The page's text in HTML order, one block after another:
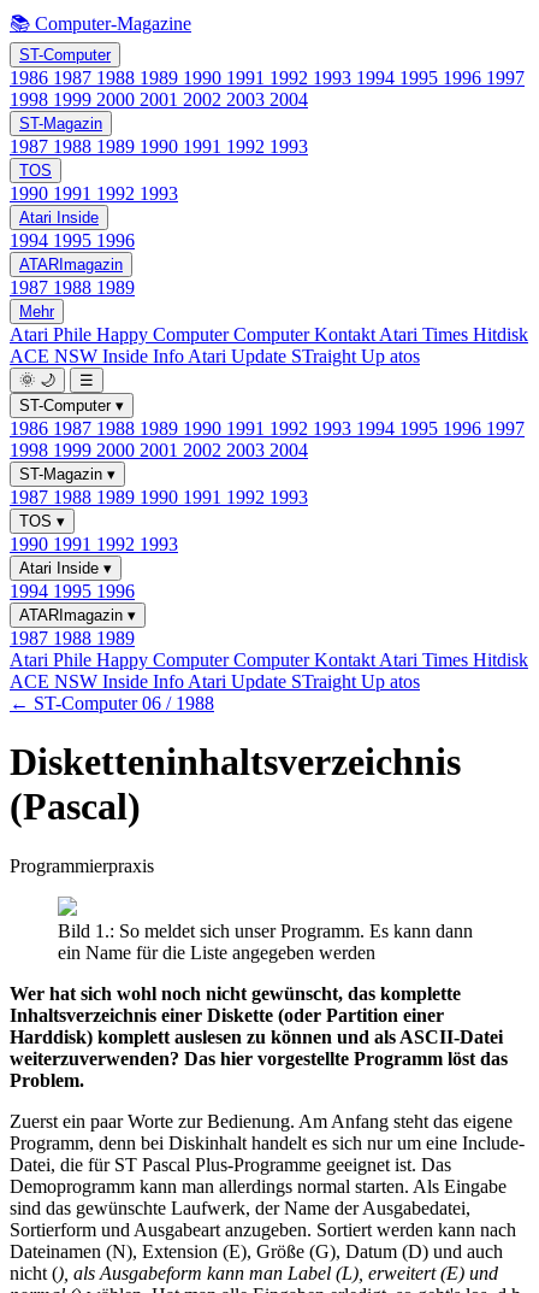
📚 Computer-Magazine
ST-Computer
1986 1987 1988 1989 1990 1991 1992 1993 1994 1995 1996 1997
1998 1999 2000 2001 2002 2003 2004
ST-Magazin
1987 1988 1989 1990 1991 1992 1993
TOS
1990 1991 1992 1993
Atari Inside
1994 1995 1996
ATARImagazin
1987 1988 1989
Mehr
Atari Phile Happy ComputerComputer Kontakt Atari Times Hitdisk
ACE NSW Inside Info Atari Update STraight Up atos
🌞 🌙
☰
ST-Computer ▾
1986 1987 1988 1989 1990 1991 1992 1993 1994 1995 1996 1997
1998 1999 2000 2001 2002 2003 2004
ST-Magazin ▾
1987 1988 1989 1990 1991 1992 1993
TOS ▾
1990 1991 1992 1993
Atari Inside ▾
1994 1995 1996
ATARImagazin ▾
1987 1988 1989
Atari Phile Happy ComputerComputer Kontakt Atari Times Hitdisk
ACE NSW Inside Info Atari Update STraight Up atos
← ST-Computer 06 / 1988
Disketteninhaltsverzeichnis
(Pascal)
Programmierpraxis
Bild 1.: So meldet sich unser Programm. Es kann dann
ein Name für die Liste angegeben werden
Wer hat sich wohl noch nicht gewünscht, das komplette
Inhaltsverzeichnis einer Diskette (oder Partition einer
Harddisk) komplett auslesen zu können und als ASCII-Datei
weiterzuverwenden? Das hier vorgestellte Programm löst das
Problem.
Zuerst ein paar Worte zur Bedienung. Am Anfang steht das eigene
Programm, denn bei Diskinhalt handelt es sich nur um eine Include-
Datei, die für ST Pascal Plus-Programme geeignet ist. Das
Demoprogramm kann man allerdings normal starten. Als Eingabe
sind das gewünschte Laufwerk, der Name der Ausgabedatei,
Sortierform und Ausgabeart anzugeben. Sortiert werden kann nach
Dateinamen (N), Extension (E), Größe (G), Datum (D) und auch
nicht (), als Ausgabeform kann man Label (L), erweitert (E) und